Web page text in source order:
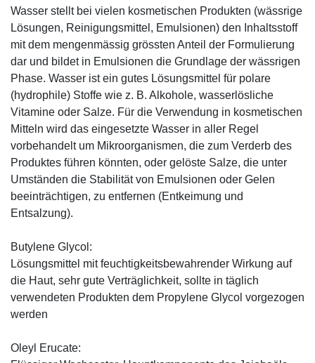
Wasser stellt bei vielen kosmetischen Produkten (wässrige
Lösungen, Reinigungsmittel, Emulsionen) den Inhaltsstoff
mit dem mengenmässig grössten Anteil der Formulierung
dar und bildet in Emulsionen die Grundlage der wässrigen
Phase. Wasser ist ein gutes Lösungsmittel für polare
(hydrophile) Stoffe wie z. B. Alkohole, wasserlösliche
Vitamine oder Salze. Für die Verwendung in kosmetischen
Mitteln wird das eingesetzte Wasser in aller Regel
vorbehandelt um Mikroorganismen, die zum Verderb des
Produktes führen könnten, oder gelöste Salze, die unter
Umständen die Stabilität von Emulsionen oder Gelen
beeinträchtigen, zu entfernen (Entkeimung und
Entsalzung).
Butylene Glycol:
Lösungsmittel mit feuchtigkeitsbewahrender Wirkung auf
die Haut, sehr gute Verträglichkeit, sollte in täglich
verwendeten Produkten dem Propylene Glycol vorgezogen
werden
Oleyl Erucate: